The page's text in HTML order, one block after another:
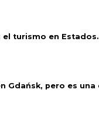
el turismo en
Gdańsk, pero es una